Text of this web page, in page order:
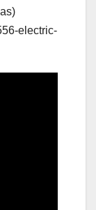
electric-